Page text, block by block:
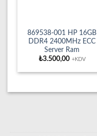
869538-001 HP 16GB
DDR4 2400MHz ECC
Server Ram
₺3.500,00 +KDV